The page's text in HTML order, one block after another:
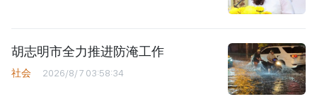
胡志明市全力推进防淹工作
社会 2026/8/7 03:58:34